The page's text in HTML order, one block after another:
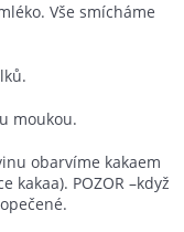
Vše smícháme
moukou.
obarvíme kakaem
kakaa). POZOR –když